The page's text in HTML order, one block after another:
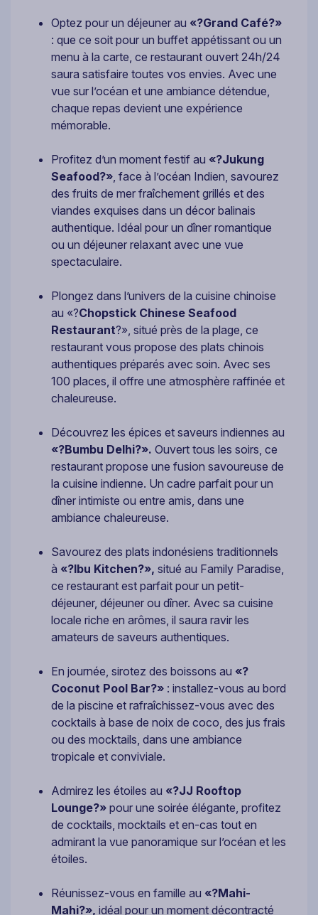
Optez pour un déjeuner au «?Grand Café?»
: que ce soit pour un buffet appétissant ou un
menu à la carte, ce restaurant ouvert 24h/24
saura satisfaire toutes vos envies. Avec une
vue sur l’océan et une ambiance détendue,
chaque repas devient une expérience
mémorable.
Profitez d’un moment festif au «?Jukung
Seafood?» , face à l’océan Indien, savourez
des fruits de mer fraîchement grillés et des
viandes exquises dans un décor balinais
authentique. Idéal pour un dîner romantique
ou un déjeuner relaxant avec une vue
spectaculaire.
Plongez dans l’univers de la cuisine chinoise
au «?Chopstick Chinese Seafood
Restaurant?», situé près de la plage, ce
restaurant vous propose des plats chinois
authentiques préparés avec soin. Avec ses
100 places, il offre une atmosphère raffinée et
chaleureuse.
Découvrez les épices et saveurs indiennes au
«?Bumbu Delhi?». Ouvert tous les soirs, ce
restaurant propose une fusion savoureuse de
la cuisine indienne. Un cadre parfait pour un
dîner intimiste ou entre amis, dans une
ambiance chaleureuse.
Savourez des plats indonésiens traditionnels
à «?Ibu Kitchen?», situé au Family Paradise,
ce restaurant est parfait pour un petit-
déjeuner, déjeuner ou dîner. Avec sa cuisine
locale riche en arômes, il saura ravir les
amateurs de saveurs authentiques.
En journée, sirotez des boissons au «?
Coconut Pool Bar?» : installez-vous au bord
de la piscine et rafraîchissez-vous avec des
cocktails à base de noix de coco, des jus frais
ou des mocktails, dans une ambiance
tropicale et conviviale.
Admirez les étoiles au «?JJ Rooftop
Lounge?» pour une soirée élégante, profitez
de cocktails, mocktails et en-cas tout en
admirant la vue panoramique sur l’océan et les
étoiles.
Réunissez-vous en famille au «?Mahi-
Mahi?», idéal pour un moment décontracté